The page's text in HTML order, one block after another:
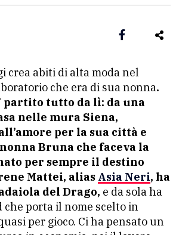
che era di sua nonna.
partito tutto da lì: da una
nelle mura Siena,
per la sua città e
Bruna che faceva la
per sempre il destino
Mattei, alias Asia Neri, ha
del Drago, e da sola ha
porta il nome scelto in
per gioco. Ci ha pensato un